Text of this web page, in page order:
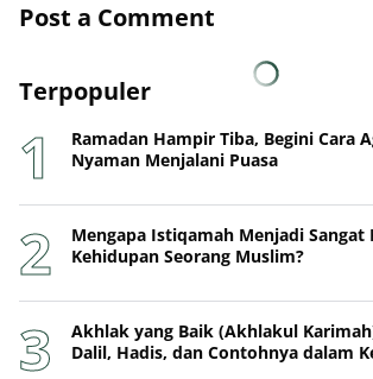
Post a Comment
Terpopuler
Ramadan Hampir Tiba, Begini Cara
Nyaman Menjalani Puasa
Mengapa Istiqamah Menjadi Sangat
Kehidupan Seorang Muslim?
Akhlak yang Baik (Akhlakul
Dalil, Hadis, dan Contohnya dalam